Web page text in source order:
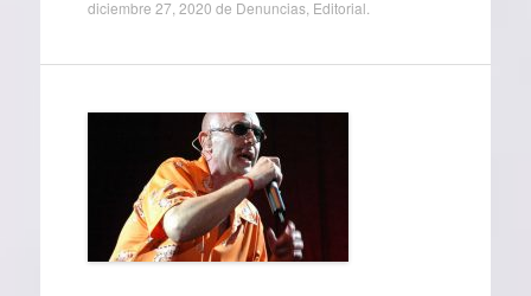
diciembre 27, 2020 de Denuncias, Editorial